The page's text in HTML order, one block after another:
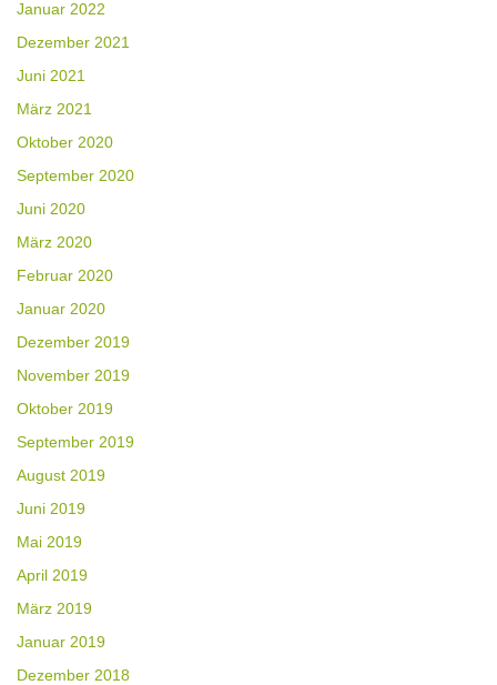
Januar 2022
Dezember 2021
Juni 2021
März 2021
Oktober 2020
September 2020
Juni 2020
März 2020
Februar 2020
Januar 2020
Dezember 2019
November 2019
Oktober 2019
September 2019
August 2019
Juni 2019
Mai 2019
April 2019
März 2019
Januar 2019
Dezember 2018